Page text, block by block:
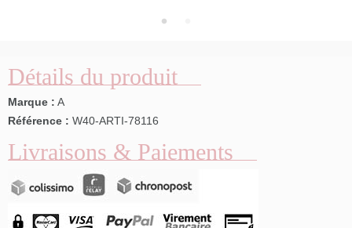
Détails du produit
Marque : A
Référence : W40-ARTI-78116
Livraisons & Paiements